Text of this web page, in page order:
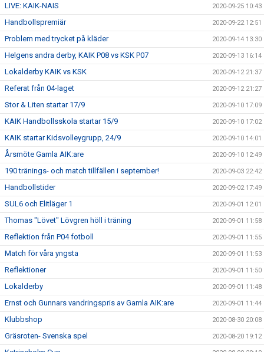
LIVE: KAIK-NAIS 2020-09-25 10:43
Handbollspremiär 2020-09-22 12:51
Problem med trycket på kläder 2020-09-14 13:30
Helgens andra derby, KAIK P08 vs KSK P07 2020-09-13 16:14
Lokalderby KAIK vs KSK 2020-09-12 21:37
Referat från 04-laget 2020-09-12 21:27
Stor & Liten startar 17/9 2020-09-10 17:09
KAIK Handbollsskola startar 15/9 2020-09-10 17:02
KAIK startar Kidsvolleygrupp, 24/9 2020-09-10 14:01
Årsmöte Gamla AIK:are 2020-09-10 12:49
190 tränings- och match tillfällen i september! 2020-09-03 22:42
Handbollstider 2020-09-02 17:49
SUL6 och Elitläger 1 2020-09-01 12:01
Thomas "Lövet" Lövgren höll i träning 2020-09-01 11:58
Reflektion från P04 fotboll 2020-09-01 11:55
Match för våra yngsta 2020-09-01 11:53
Reflektioner 2020-09-01 11:50
Lokalderby 2020-09-01 11:48
Ernst och Gunnars vandringspris av Gamla AIK:are 2020-09-01 11:44
Klubbshop 2020-08-30 20:08
Gräsroten- Svenska spel 2020-08-20 19:12